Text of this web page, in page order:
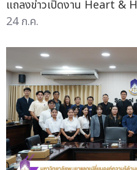
แถลงข่าวเปิดงาน Heart &
24 ก.ค.